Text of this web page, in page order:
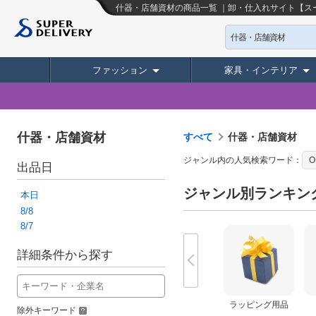
什器・店舗資材の商品一覧 ｜卸・仕入れサイト【ス
什器・店舗資材
ファッション 家具・インテリア
什器・店舗資材
出品日
本日
8/8
8/7
詳細条件から探す
除外キーワード
すべて 什器・店舗資材
ジャンル内の人気検索ワード：
ジャンル別ランキン
ラッピング用品